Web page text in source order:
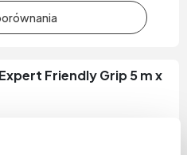
Friendly Grip 5 m x